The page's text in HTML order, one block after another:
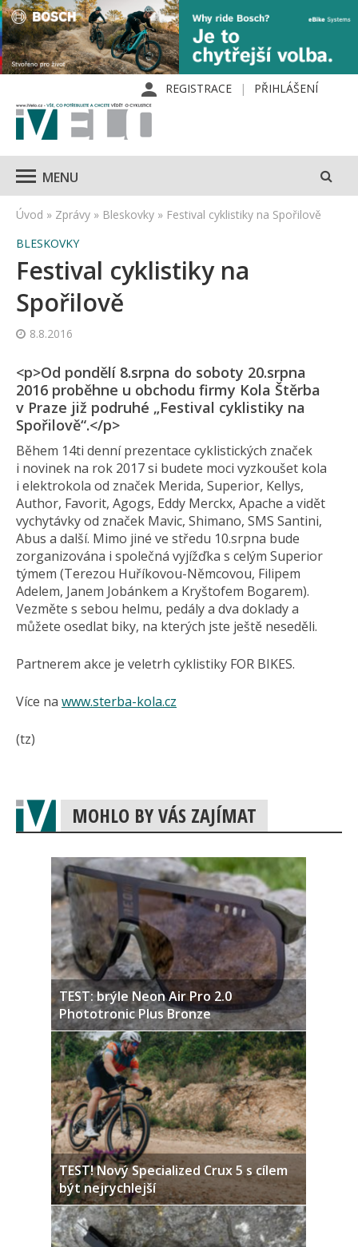
REGISTRACE PŘIHLÁŠENÍ
MENU
Úvod » Zprávy » Bleskovky » Festival cyklistiky na Spořilově
BLESKOVKY
Festival cyklistiky na
Spořilově
8.8.2016
<p>Od pondělí 8.srpna do soboty 20.srpna
2016 proběhne u obchodu firmy Kola Štěrba
v Praze již podruhé „Festival cyklistiky na
Spořilově“.</p>
Během 14ti denní prezentace cyklistických značek
i novinek na rok 2017 si budete moci vyzkoušet kola
i elektrokola od značek Merida, Superior, Kellys,
Author, Favorit, Agogs, Eddy Merckx, Apache a vidět
vychytávky od značek Mavic, Shimano, SMS Santini,
Abus a další. Mimo jiné ve středu 10.srpna bude
zorganizována i společná vyjížďka s celým Superior
týmem (Terezou Huříkovou-Němcovou, Filipem
Adelem, Janem Jobánkem a Kryštofem Bogarem).
Vezměte s sebou helmu, pedály a dva doklady a
můžete osedlat biky, na kterých jste ještě neseděli.
Partnerem akce je veletrh cyklistiky FOR BIKES.
Více na www.sterba-kola.cz
(tz)
MOHLO BY VÁS ZAJÍMAT
TEST: brýle Neon Air Pro 2.0
Phototronic Plus Bronze
TEST! Nový Specialized Crux 5 s cílem
být nejrychlejší